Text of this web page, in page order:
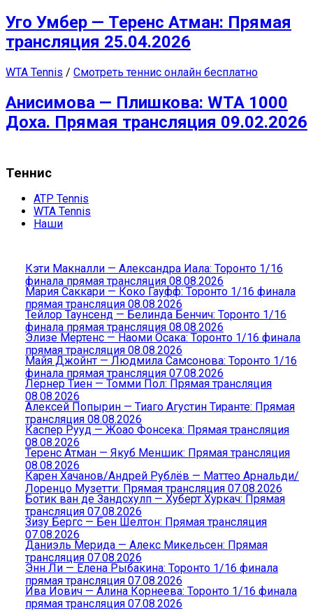
Уго Умбер — Теренс Атман: Прямая
трансляция 25.04.2026
WTA Tennis / Смотреть теннис онлайн бесплатно
Анисимова — Плишкова: WTA 1000
Доха. Прямая трансляция 09.02.2026
Теннис
ATP Tennis
WTA Tennis
Наши
Кэти Макналли — Александра Иала: Торонто 1/16
финала прямая трансляция 08.08.2026
Мария Саккари — Коко Гауфф: Торонто 1/16 финала
прямая трансляция 08.08.2026
Тейлор Таунсенд — Белинда Бенчич: Торонто 1/16
финала прямая трансляция 08.08.2026
Элизе Мертенс — Наоми Осака: Торонто 1/16 финала
прямая трансляция 08.08.2026
Майя Джойнт — Людмила Самсонова: Торонто 1/16
финала прямая трансляция 07.08.2026
Лёрнер Тиен — Томми Пол: Прямая трансляция
08.08.2026
Алексей Попырин — Тиаго Агустин Тиранте: Прямая
трансляция 08.08.2026
Каспер Рууд — Жоао Фонсека: Прямая трансляция
08.08.2026
Теренс Атман — Якуб Меншик: Прямая трансляция
08.08.2026
Карен Хачанов/Андрей Рублёв — Маттео Арнальди/
Лоренцо Музетти: Прямая трансляция 07.08.2026
Ботик ван де Зандсхулп — Хуберт Хуркач: Прямая
трансляция 07.08.2026
Зизу Бергс — Бен Шелтон: Прямая трансляция
07.08.2026
Даниэль Мерида — Алекс Микельсен: Прямая
трансляция 07.08.2026
Энн Ли — Елена Рыбакина: Торонто 1/16 финала
прямая трансляция 07.08.2026
Ива Йович — Алина Корнеева: Торонто 1/16 финала
прямая трансляция 07.08.2026